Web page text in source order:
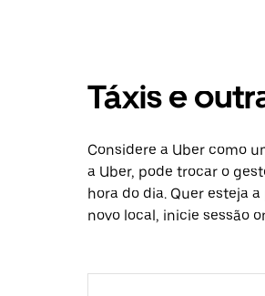
Táxis e
Considere a Uber como
a Uber, pode trocar o
hora do dia. Quer esteja
novo local, inicie sessão